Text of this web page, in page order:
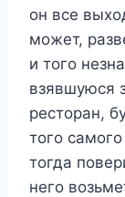
он все
может,
и того
взявшуюся
ресторан,
того
тогда
него